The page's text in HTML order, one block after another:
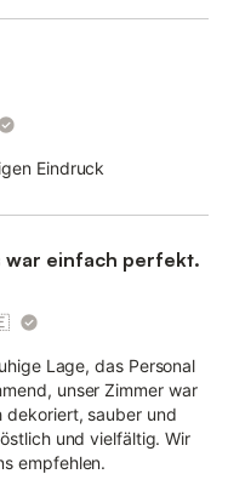
besetzt. Spätanreisen
Hintereingang vom
des
hier fahren Sie auf
Folgen Sie der
gelangen Sie direkt in
kostenfreie Parkplätze.
Eindruck
war einfach perfekt.
Lage, das Personal
unser Zimmer war
sauber und
und vielfältig. Wir
empfehlen.